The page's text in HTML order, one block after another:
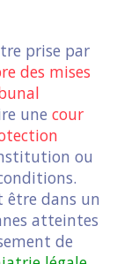
prise par
des mises
une cour
ou
être dans un
atteintes
de